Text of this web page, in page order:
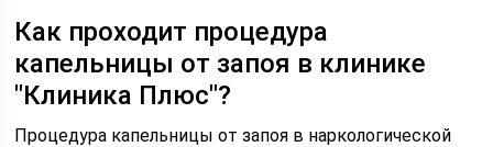
Как проходит процедура
капельницы от запоя в клинике
"Клиника Плюс"?
Процедура капельницы от запоя в наркологической